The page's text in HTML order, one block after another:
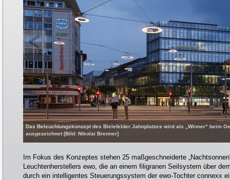
Das Beleuchtungskonzept des Bielefelder Jahnplatzes wird als „Winner“ beim
ausgezeichnet [Bild: Nikolai Brenner]
Im Fokus des Konzeptes stehen 25 maßgeschneiderte
Leuchtenherstellers ewo, die an einem filigranen Seilsystem über
durch ein intelligentes Steuerungssystem der ewo-Tochter connexx